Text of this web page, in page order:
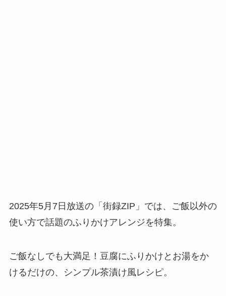
2025年5月7日放送の「街録ZIP」では、ご飯以外の
使い方で話題のふりかけアレンジを特集。
ご飯なしでも大満足！豆腐にふりかけとお湯をか
けるだけの、シンプル茶漬け風レシピ。